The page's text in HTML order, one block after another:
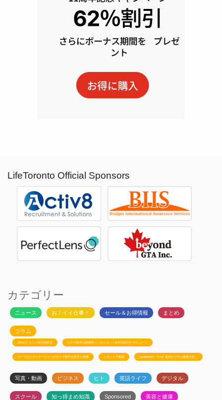
LifeToronto Official Sponsors
カテゴリー
ニュース お！イイ仕事！ セール＆お得情報 まとめ
コラム
JSSのトロント生活相談室 カナダ政府公認移民コンサルタント白石有紀のビザニュース
メープルエデュケーションのカナダ留学お役立ち情報 トロント不動産 Ayudanteの「GA4: 基本から学ぶ最新分析」
写真・動画 ビジネス ヒト 英語ライフ デジタル
スクール 知っ得まめ知識 Sponsored 美容と健康